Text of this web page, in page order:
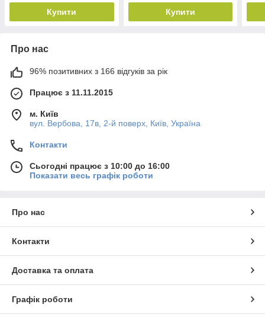
Купити Купити
Про нас
96% позитивних з 166 відгуків за рік
Працює з 11.11.2015
м. Київ
вул. Вербова, 17в, 2-й поверх, Київ, Україна
Контакти
Сьогодні працює з 10:00 до 16:00
Показати весь графік роботи
Про нас
Контакти
Доставка та оплата
Графік роботи